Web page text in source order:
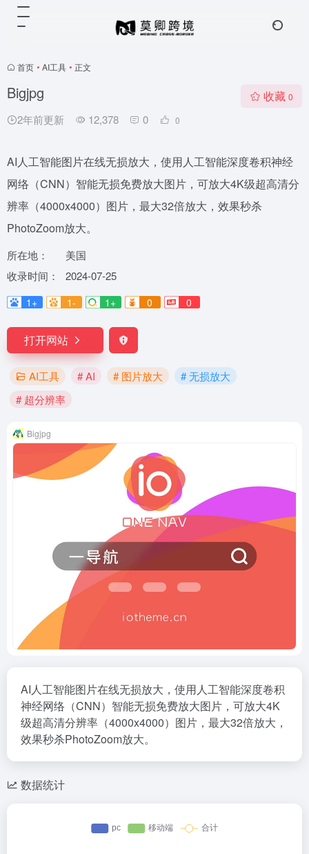
首页 • AI工具 • 正文
Bigjpg
2年前更新 12,378 0 0
收藏 0
AI人工智能图片在线无损放大，使用人工智能深度卷积神经
网络（CNN）智能无损免费放大图片，可放大4K级超高清分
辨率（4000x4000）图片，最大32倍放大，效果秒杀
PhotoZoom放大。
所在地：
美国
收录时间：
2024-07-25
1+ 1- 1+ 0 0
打开网站
AI工具 # AI # 图片放大
# 无损放大
# 超分辨率
Bigjpg
AI人工智能图片在线无损放大，使用人工智能深度卷积
神经网络（CNN）智能无损免费放大图片，可放大4K
级超高清分辨率（4000x4000）图片，最大32倍放大，
效果秒杀PhotoZoom放大。
数据统计